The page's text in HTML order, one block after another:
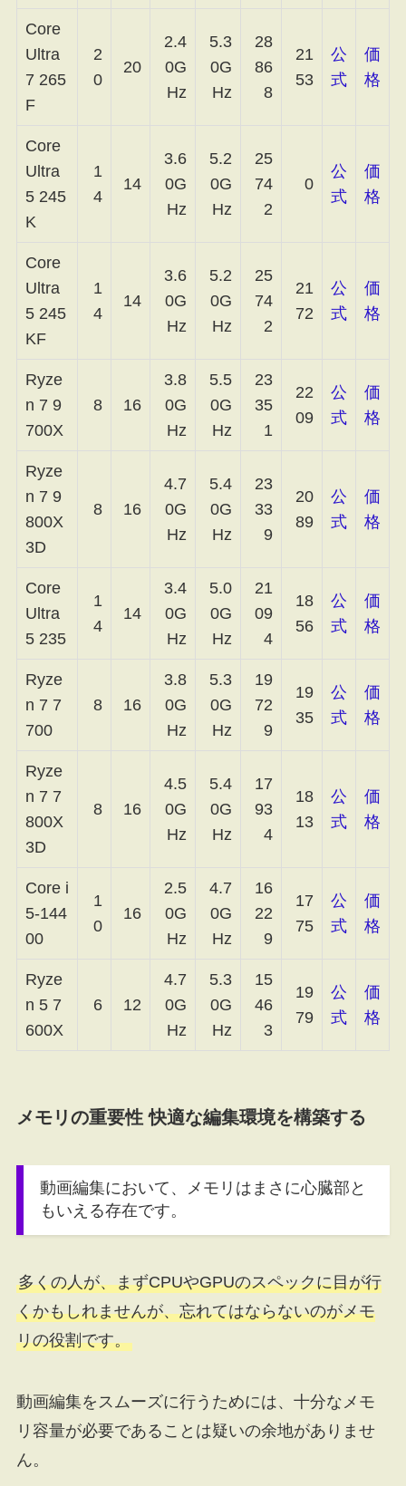
Core
Ultra
7 265
F
2
0
20
2.4
0G
Hz
5.3
0G
Hz
28
86
8
21
53
公
式
価
格
Core
Ultra
5 245
K
1
4
14
3.6
0G
Hz
5.2
0G
Hz
25
74
2
0
公
式
価
格
Core
Ultra
5 245
KF
1
4
14
3.6
0G
Hz
5.2
0G
Hz
25
74
2
21
72
公
式
価
格
Ryze
n 7 9
700X
8 16
3.8
0G
Hz
5.5
0G
Hz
23
35
1
22
09
公
式
価
格
Ryze
n 7 9
800X
3D
8 16
4.7
0G
Hz
5.4
0G
Hz
23
33
9
20
89
公
式
価
格
Core
Ultra
5 235
1
4
14
3.4
0G
Hz
5.0
0G
Hz
21
09
4
18
56
公
式
価
格
Ryze
n 7 7
700
8 16
3.8
0G
Hz
5.3
0G
Hz
19
72
9
19
35
公
式
価
格
Ryze
n 7 7
800X
3D
8 16
4.5
0G
Hz
5.4
0G
Hz
17
93
4
18
13
公
式
価
格
Core i
5-144
00
1
0
16
2.5
0G
Hz
4.7
0G
Hz
16
22
9
17
75
公
式
価
格
Ryze
n 5 7
600X
6 12
4.7
0G
Hz
5.3
0G
Hz
15
46
3
19
79
公
式
価
格
メモリの重要性 快適な編集環境を構築する
動画編集において、メモリはまさに心臓部と
もいえる存在です。
多くの人が、まずCPUやGPUのスペックに目が行
くかもしれませんが、忘れてはならないのがメモ
リの役割です。
動画編集をスムーズに行うためには、十分なメモ
リ容量が必要であることは疑いの余地がありませ
ん。